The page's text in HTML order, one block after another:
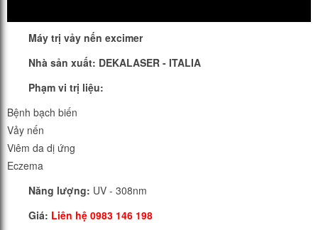
Máy trị vảy nến excimer
Nhà sản xuất: DEKALASER - ITALIA
Phạm vi trị liệu:
Bệnh bạch biến
Vảy nến
Viêm da dị ứng
Eczema
Năng lượng: UV - 308nm
Giá: Liên hệ 0983 146 198